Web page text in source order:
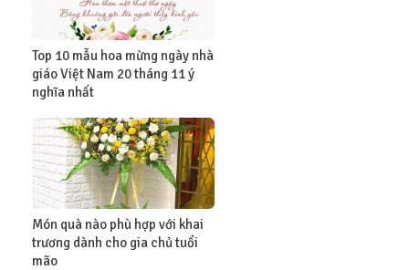
Top 10 mẫu hoa mừng ngày nhà
giáo Việt Nam 20 tháng 11 ý
nghĩa nhất
Món quà nào phù hợp với khai
trương dành cho gia chủ tuổi
mão